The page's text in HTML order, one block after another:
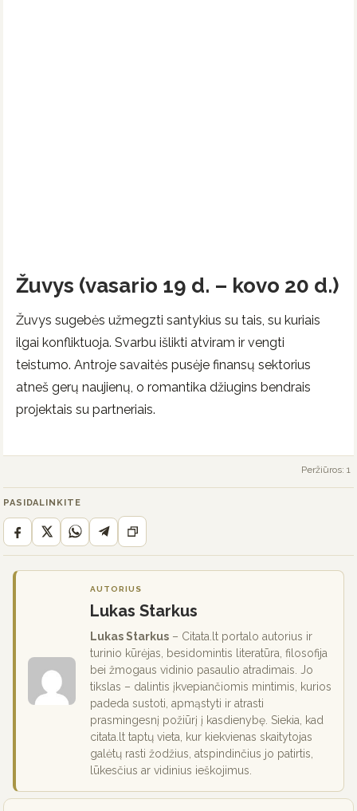
Žuvys (vasario 19 d. – kovo 20 d.)
Žuvys sugebės užmegzti santykius su tais, su kuriais
ilgai konfliktuoja. Svarbu išlikti atviram ir vengti
teistumo. Antroje savaitės pusėje finansų sektorius
atneš gerų naujienų, o romantika džiugins bendrais
projektais su partneriais.
Peržiūros: 1
PASIDALINKITE
AUTORIUS
Lukas Starkus
Lukas Starkus – Citata.lt portalo autorius ir
turinio kūrėjas, besidomintis literatūra, filosofija
bei žmogaus vidinio pasaulio atradimais. Jo
tikslas – dalintis įkvepiančiomis mintimis, kurios
padeda sustoti, apmąstyti ir atrasti
prasmingesnį požiūrį į kasdienybę. Siekia, kad
citata.lt taptų vieta, kur kiekvienas skaitytojas
galėtų rasti žodžius, atspindinčius jo patirtis,
lūkesčius ar vidinius ieškojimus.